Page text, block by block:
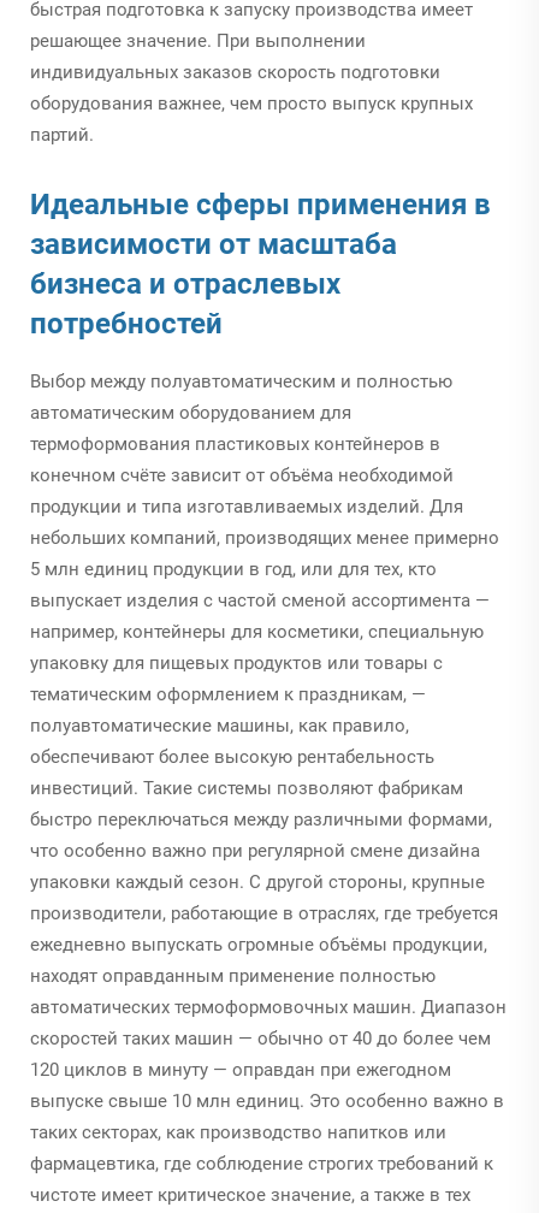
быстрая подготовка к запуску производства имеет
решающее значение. При выполнении
индивидуальных заказов скорость подготовки
оборудования важнее, чем просто выпуск крупных
партий.
Идеальные сферы применения в
зависимости от масштаба
бизнеса и отраслевых
потребностей
Выбор между полуавтоматическим и полностью
автоматическим оборудованием для
термоформования пластиковых контейнеров в
конечном счёте зависит от объёма необходимой
продукции и типа изготавливаемых изделий. Для
небольших компаний, производящих менее примерно
5 млн единиц продукции в год, или для тех, кто
выпускает изделия с частой сменой ассортимента —
например, контейнеры для косметики, специальную
упаковку для пищевых продуктов или товары с
тематическим оформлением к праздникам, —
полуавтоматические машины, как правило,
обеспечивают более высокую рентабельность
инвестиций. Такие системы позволяют фабрикам
быстро переключаться между различными формами,
что особенно важно при регулярной смене дизайна
упаковки каждый сезон. С другой стороны, крупные
производители, работающие в отраслях, где требуется
ежедневно выпускать огромные объёмы продукции,
находят оправданным применение полностью
автоматических термоформовочных машин. Диапазон
скоростей таких машин — обычно от 40 до более чем
120 циклов в минуту — оправдан при ежегодном
выпуске свыше 10 млн единиц. Это особенно важно в
таких секторах, как производство напитков или
фармацевтика, где соблюдение строгих требований к
чистоте имеет критическое значение, а также в тех